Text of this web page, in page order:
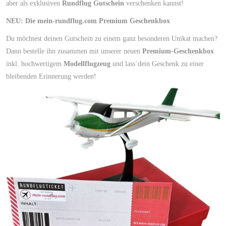
aber als exklusivenRundflug Gutschein verschenken kannst!
NEU: Die mein-rundflug.com Premium Geschenkbox
Du möchtest deinen Gutschein zu einem ganz besonderen Unikat machen?
Dann bestelle ihn zusammen mit unserer neuenPremium-Geschenkbox
inkl. hochwertigemModellflugzeug und lass`dein Geschenk zu einer
bleibenden Erinnerung werden!